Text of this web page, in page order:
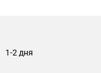
1-2 дня